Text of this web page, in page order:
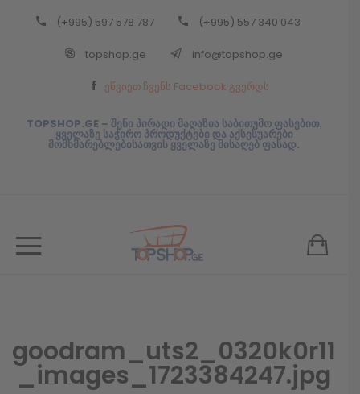
(+995) 597 578 787 (+995) 557 340 043
topshop.ge info@topshop.ge
ეწვიეთ ჩვენს Facebook გვერდს
TOPSHOP.GE – შენი პირადი მაღაზია საბითუმო ფასებით.
ყველაზე საჭირო პროდუქტები და აქსესუარები
მომხმარებლებისათვის ყველაზე მისაღებ ფასად.
goodram_uts2_0320k0r11
_images_1723384247.jpg
Back